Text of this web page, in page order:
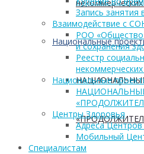
Национальные
Запись занятия
Взаимодействие с
РОО «Общество
и сохранения
Реестр
Национальные
Центры Здоровья
Адреса
Мобильный
Cпециалистам